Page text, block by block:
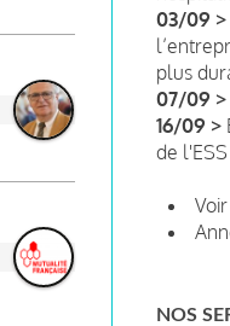
03/09 >
plus
07/09 >
16/09 >
de l'ESS
NOS